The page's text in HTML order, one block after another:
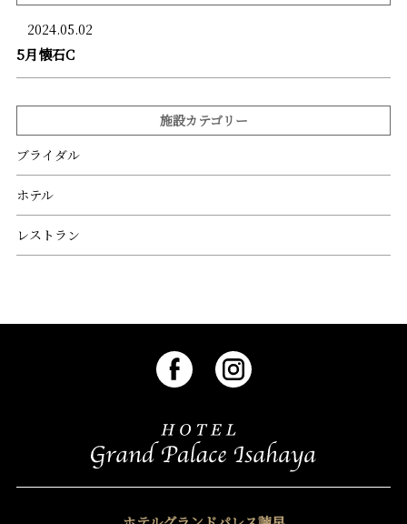
2024.05.02
5月懐石C
施設カテゴリー
ブライダル
ホテル
レストラン